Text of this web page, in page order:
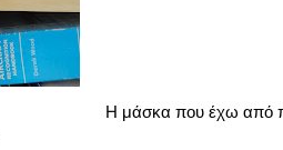
Η μάσκα που έχω από